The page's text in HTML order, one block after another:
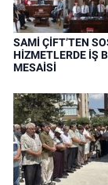
SAMİ ÇİFT’TEN
HİZMETLERDE İŞ
MESAİSİ